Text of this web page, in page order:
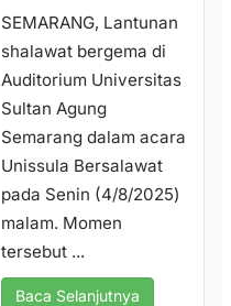
SEMARANG, Lantunan
shalawat bergema di
Auditorium Universitas
Sultan Agung
Semarang dalam acara
Unissula Bersalawat
pada Senin (4/8/2025)
malam. Momen
tersebut ...
Baca Selanjutnya